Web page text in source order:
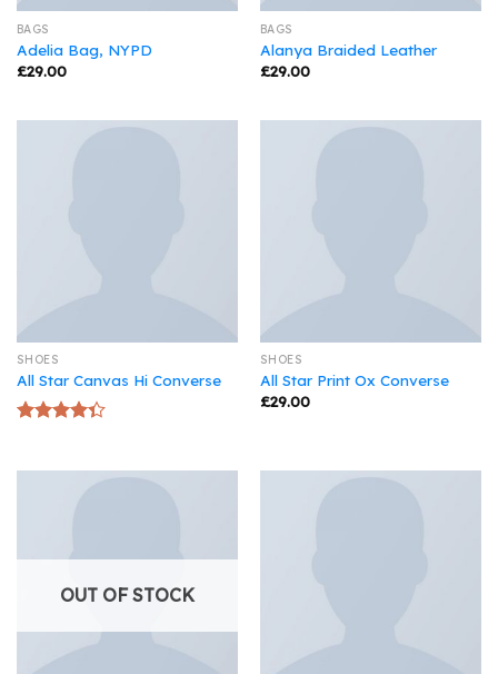
BAGS
Adelia Bag, NYPD
£29.00
BAGS
Alanya Braided Leather
£29.00
SHOES
All Star Canvas Hi Converse
of 5
SHOES
All Star Print Ox Converse
£29.00
OUT OF STOCK